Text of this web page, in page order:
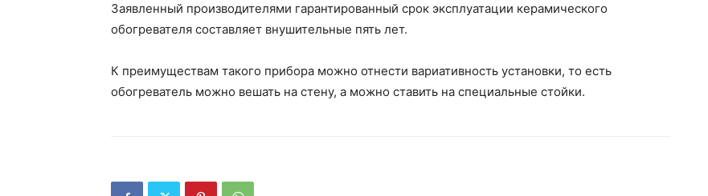
Заявленный производителями гарантированный срок эксплуатации керамического
обогревателя составляет внушительные пять лет.
К преимуществам такого прибора можно отнести вариативность установки, то есть
обогреватель можно вешать на стену, а можно ставить на специальные стойки.